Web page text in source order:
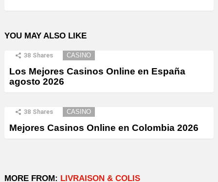
YOU MAY ALSO LIKE
38 Shares CASINO
Los Mejores Casinos Online en España
agosto 2026
38 Shares CASINO
Mejores Casinos Online en Colombia 2026
MORE FROM: LIVRAISON & COLIS